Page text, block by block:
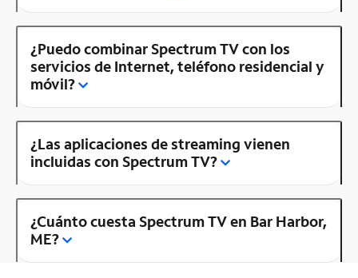
¿Puedo combinar Spectrum TV con los
servicios de Internet, teléfono residencial y
móvil?
¿Las aplicaciones de streaming vienen
incluidas con Spectrum TV?
¿Cuánto cuesta Spectrum TV en Bar Harbor,
ME?